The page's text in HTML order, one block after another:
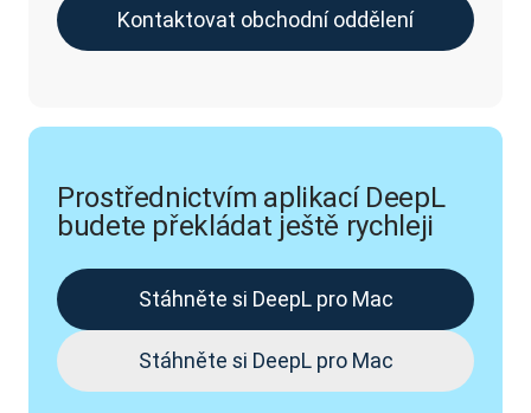
Kontaktovat obchodní oddělení
Prostřednictvím aplikací DeepL
budete překládat ještě rychleji
Stáhněte si DeepL pro Mac
Stáhněte si DeepL pro Mac